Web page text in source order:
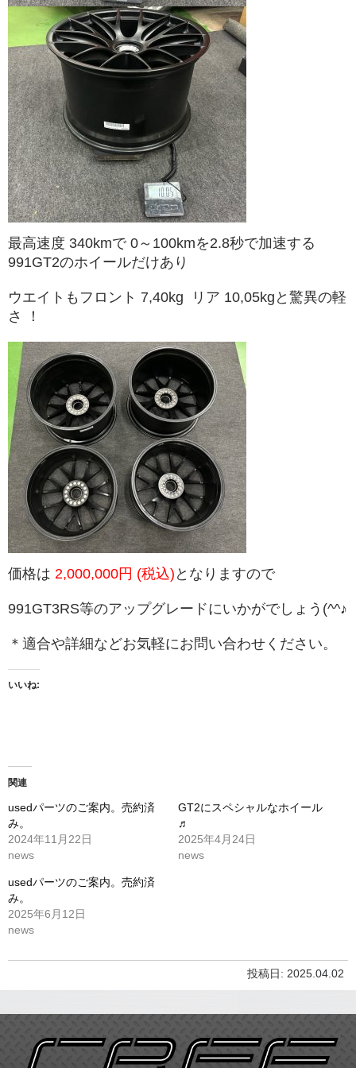
最高速度 340kmで 0～100kmを2.8秒で加速する
991GT2のホイールだけあり
ウエイトもフロント 7,40kg リア 10,05kgと驚異の軽
さ ！
価格は 2,000,000円 (税込) となりますので
991GT3RS等のアップグレードにいかがでしょう(^^♪
＊適合や詳細などお気軽にお問い合わせください。
いいね:
関連
usedパーツのご案内。売約済
み。
2024年11月22日
news
GT2にスペシャルなホイール
♬
2025年4月24日
news
usedパーツのご案内。売約済
み。
2025年6月12日
news
投稿日: 2025.04.02